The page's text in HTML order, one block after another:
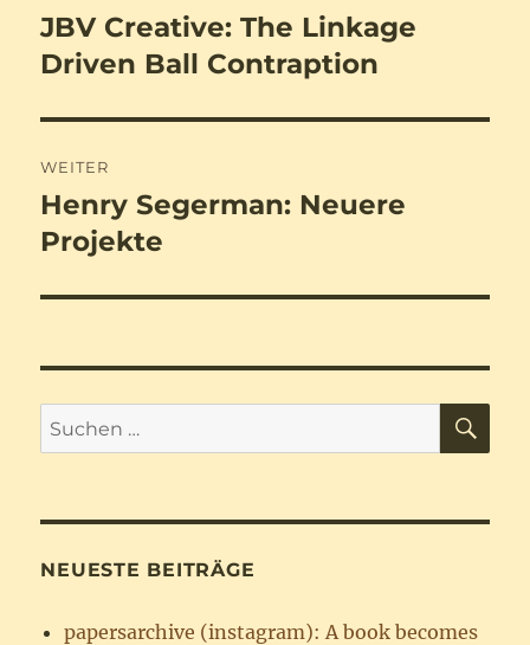
Vorheriger
Beitrag:
JBV Creative: The Linkage
Driven Ball Contraption
WEITER
Nächster
Beitrag:
Henry Segerman: Neuere
Projekte
Suchen
nach:
NEUESTE BEITRÄGE
papersarchive (instagram): A book becomes